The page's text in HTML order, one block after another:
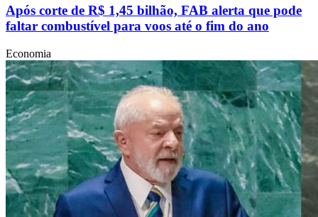
Após corte de R$ 1,45 bilhão, FAB alerta que pode
faltar combustível para voos até o fim do ano
Economia